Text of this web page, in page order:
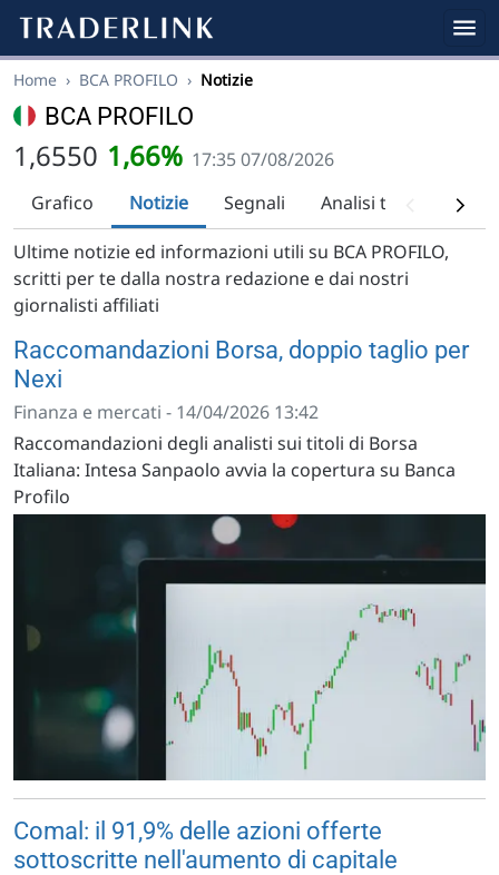
Home › BCA PROFILO › Notizie
BCA PROFILO
1,6550 1,66% 17:35 07/08/2026
Grafico
Notizie Segnali Analisi tecnica
Ultime notizie ed informazioni utili su BCA PROFILO,
scritti per te dalla nostra redazione e dai nostri
giornalisti affiliati
Raccomandazioni Borsa, doppio taglio per
Nexi
Finanza e mercati - 14/04/2026 13:42
Raccomandazioni degli analisti sui titoli di Borsa
Italiana: Intesa Sanpaolo avvia la copertura su Banca
Profilo
Comal: il 91,9% delle azioni offerte
sottoscritte nell'aumento di capitale